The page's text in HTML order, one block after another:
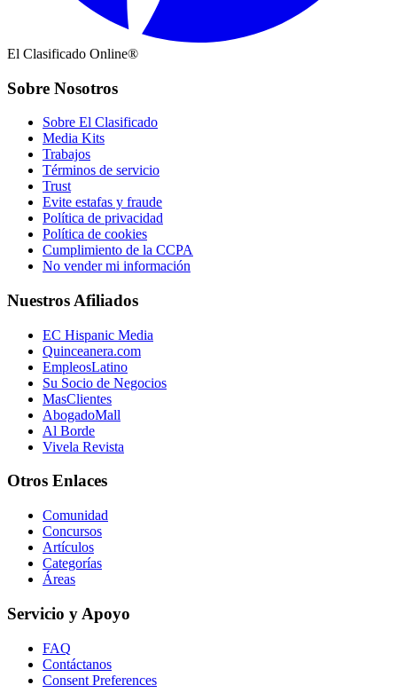
El Clasificado Online®
Sobre Nosotros
Sobre El Clasificado
Media Kits
Trabajos
Términos de servicio
Trust
Evite estafas y fraude
Política de privacidad
Política de cookies
Cumplimiento de la CCPA
No vender mi información
Nuestros Afiliados
EC Hispanic Media
Quinceanera.com
EmpleosLatino
Su Socio de Negocios
MasClientes
AbogadoMall
Al Borde
Vivela Revista
Otros Enlaces
Comunidad
Concursos
Artículos
Categorías
Áreas
Servicio y Apoyo
FAQ
Contáctanos
Consent Preferences